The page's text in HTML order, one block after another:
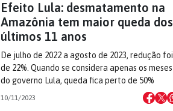
Efeito Lula: desmatamento na
Amazônia tem maior queda dos
últimos 11 anos
De julho de 2022 a agosto de 2023, redução foi
de 22%. Quando se considera apenas os meses
do governo Lula, queda fica perto de 50%
10/11/2023